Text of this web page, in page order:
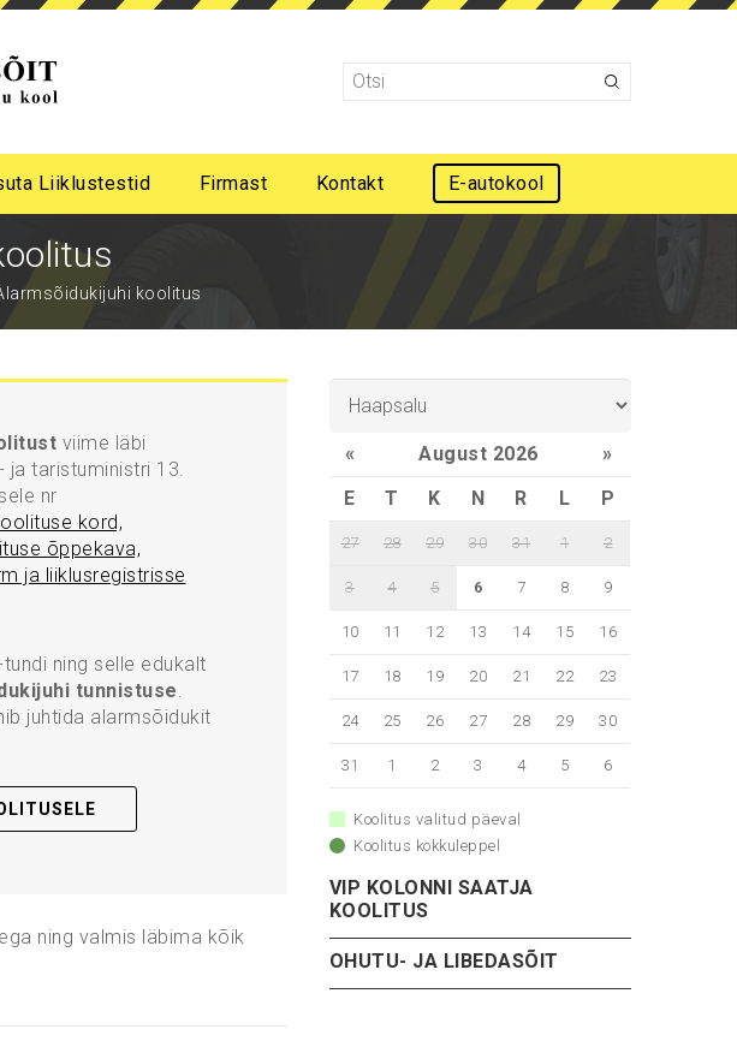
Liiklustestid Firmast Kontakt E-autokool
koolitus
viime läbi
ja taristuministri 13.
nr
kord,
õppekava,
ja liiklusregistrisse
ning selle edukalt
tunnistuse.
juhtida alarmsõidukit
ning valmis läbima kõik
« August 2026
»
E
T K N R L P
27 28 29 30 31 1 2
3 4 5 6 7 8 9
10 11 12 13 14 15 16
17 18 19 20 21 22 23
24 25 26 27 28 29 30
31 1 2 3 4 5 6
Koolitus valitud päeval
Koolitus kokkuleppel
VIP KOLONNI SAATJA
KOOLITUS
OHUTU- JA LIBEDASÕIT